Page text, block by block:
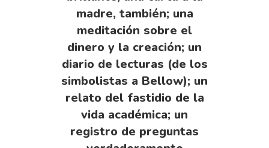
madre, también; una
meditación sobre el
dinero y la creación; un
diario de lecturas (de los
simbolistas a Bellow); un
relato del fastidio de la
vida académica; un
registro de preguntas